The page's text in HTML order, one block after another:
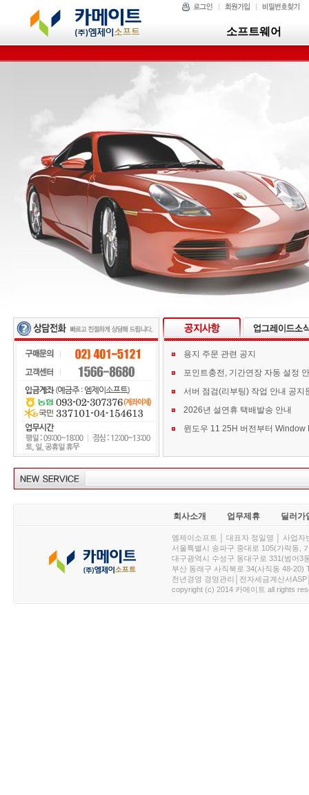
소프트웨어
용지 주문 관련 공지
포인트충전, 기간연장 자동 설정
서버 점검(리부팅) 작업 안내 공지
2026년 설연휴 택배발송 안내
회사소개 업무제휴 딜러가
엠제이소프트 │ 대표자 정일영 │ 사업
서울특별시 송파구 중대로 105(가락동,
대구광역시 수성구 동대구로 331(범어3
부산 동래구 사직북로 34(사직동 48-20)
천년경영 경영관리│전자세금계산서
copyright (c) 2014 카메이트 all rights